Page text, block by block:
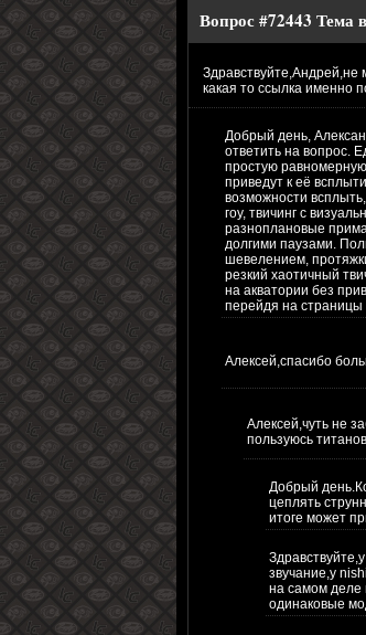
Вопрос #72443 Тема
Здравствуйте,Андрей,не
какая то ссылка именно
Добрый день,
ответить на вопрос.
простую
приведут к её
возможности
гоу, твичинг с
разноплановые
долгими паузами.
шевелением,
резкий хаотичный
на акватории без
перейдя на страницы
Алексей,спасибо
Алексей,чуть не
пользуюсь
Добрый
цеплять
итоге может
звучание,у
на самом деле
одинаковые